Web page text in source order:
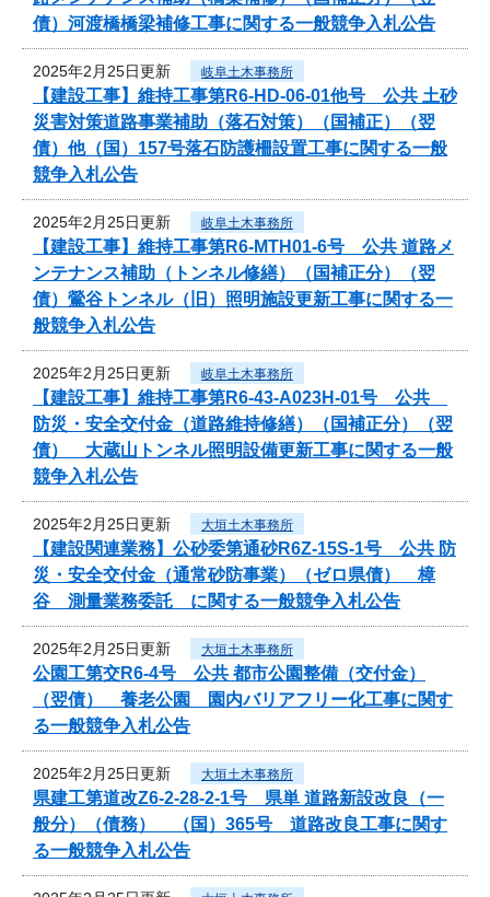
債）河渡橋橋梁補修工事に関する一般競争入札公告
2025年2月25日更新 岐阜土木事務所
【建設工事】維持工事第R6-HD-06-01他号 公共 土砂
災害対策道路事業補助（落石対策）（国補正）（翌
債）他（国）157号落石防護柵設置工事に関する一般
競争入札公告
2025年2月25日更新 岐阜土木事務所
【建設工事】維持工事第R6-MTH01-6号 公共 道路メ
ンテナンス補助（トンネル修繕）（国補正分）（翌
債）鶯谷トンネル（旧）照明施設更新工事に関する一
般競争入札公告
2025年2月25日更新 岐阜土木事務所
【建設工事】維持工事第R6-43-A023H-01号 公共
防災・安全交付金（道路維持修繕）（国補正分）（翌
債） 大蔵山トンネル照明設備更新工事に関する一般
競争入札公告
2025年2月25日更新 大垣土木事務所
【建設関連業務】公砂委第通砂R6Z-15S-1号 公共 防
災・安全交付金（通常砂防事業）（ゼロ県債） 樟
谷 測量業務委託 に関する一般競争入札公告
2025年2月25日更新 大垣土木事務所
公園工第交R6-4号 公共 都市公園整備（交付金）
（翌債） 養老公園 園内バリアフリー化工事に関す
る一般競争入札公告
2025年2月25日更新 大垣土木事務所
県建工第道改Z6-2-28-2-1号 県単 道路新設改良（一
般分）（債務） （国）365号 道路改良工事に関す
る一般競争入札公告